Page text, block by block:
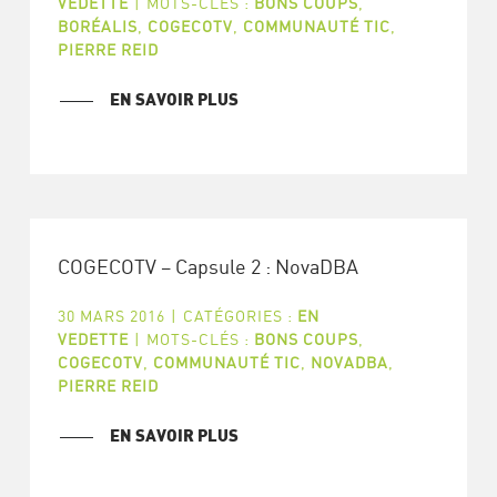
BORÉALIS
COGECOTV COMMUNAUTÉ TIC
PIERRE REID
EN SAVOIR PLUS
COGECOTV – Capsule 2 : NovaDBA
30 MARS 2016 | CATÉGORIES : EN
VEDETTE | MOTS-CLÉS : BONS COUPS
COGECOTV
COMMUNAUTÉ TIC NOVADBA
PIERRE REID
EN SAVOIR PLUS